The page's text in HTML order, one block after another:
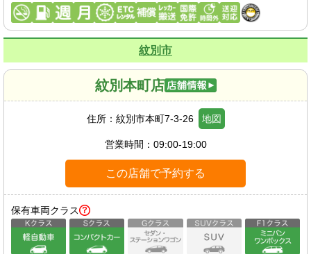
紋別市
紋別本町店
住所： 紋別市本町7-3-26 地図
営業時間： 09:00-19:00
この店舗で予約する
保有車両クラス